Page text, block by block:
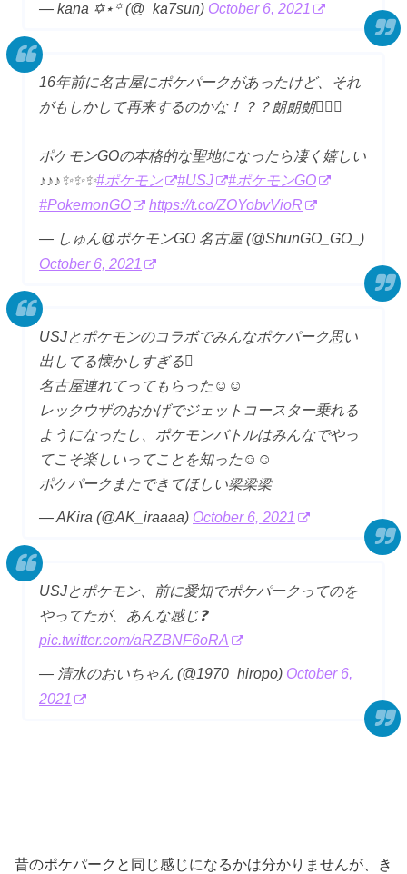
— kana ✡︎⋆꙳ (@_ka7sun) October 6, 2021
16年前に名古屋にポケパークがあったけど、それ
がもしかして再来するのかな！？？朗朗朗
ポケモンGOの本格的な聖地になったら凄く嬉しい
♪♪♪✨✨✨#ポケモン #USJ
#ポケモンGO
#PokemonGO
https://t.co/ZOYobvVioR
— しゅん@ポケモンGO 名古屋 (@ShunGO_GO_)
October 6, 2021
USJとポケモンのコラボでみんなポケパーク思い
出してる懐かしすぎる
名古屋連れてってもらった☺️☺️
レックウザのおかげでジェットコースター乗れる
ようになったし、ポケモンバトルはみんなでやっ
てこそ楽しいってことを知った☺️☺️
ポケパークまたできてほしい梁梁梁
— AKira (@AK_iraaaa) October 6, 2021
USJとポケモン、前に愛知でポケパークってのを
やってたが、あんな感じ❓
pic.twitter.com/aRZBNF6oRA
— 清水のおいちゃん (@1970_hiropo) October 6,
2021
昔のポケパークと同じ感じになるかは分かりませんが、き